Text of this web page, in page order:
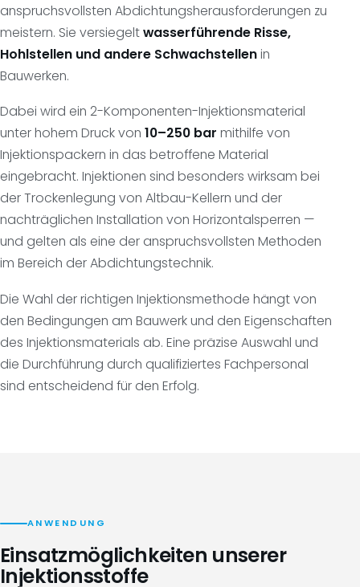
anspruchsvollsten Abdichtungsherausforderungen zu
meistern. Sie versiegeltwasserführende Risse,
Hohlstellen und andere Schwachstellenin
Bauwerken.
Dabei wird ein 2-Komponenten-Injektionsmaterial
unter hohem Druck von 10–250 bar mithilfe von
Injektionspackern in das betroffene Material
eingebracht. Injektionen sind besonders wirksam bei
der Trockenlegung von Altbau-Kellern und der
nachträglichen Installation von Horizontalsperren —
und gelten als eine der anspruchsvollsten Methoden
im Bereich der Abdichtungstechnik.
Die Wahl der richtigen Injektionsmethode hängt von
den Bedingungen am Bauwerk und den Eigenschaften
des Injektionsmaterials ab. Eine präzise Auswahl und
die Durchführung durch qualifiziertes Fachpersonal
sind entscheidend für den Erfolg.
ANWENDUNG
Einsatzmöglichkeiten unserer
Injektionsstoffe